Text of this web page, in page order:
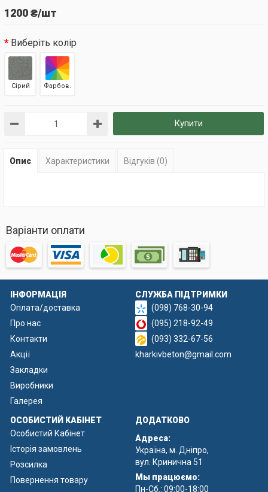
1200 ₴/шт
Виберіть колір
Сірий Фарбов.
Купити
Опис Характеристики Відгуків (0)
Варіанти оплати
ІНФОРМАЦІЯ
Оплата/доставка
Про нас
Контакти
Акції
Закладки
Виробники
Галерея
СЛУЖБА ПІДТРИМКИ
(098) 768-30-94
(095) 218-92-49
(093) 332-67-56
kharkivbeton@gmail.com
ОСОБИСТИЙ КАБІНЕТ
Особистий Кабінет
Історія замовлень
Розсилка
Повернення товару
ДОДАТКОВО
Адреса:
Україна, м. Дніпро,
вул. Кринична 51
Мы працюємо:
Пн-Сб.: 09:00-18:00